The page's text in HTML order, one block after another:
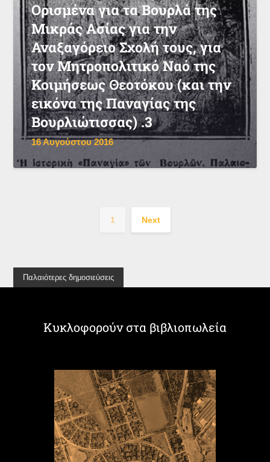
Ορισμένα για τα Βουρλά της
Μικράς Ασίας για την
Αναξαγόρειο Σχολή τους, για
τον Μητροπολιτικό Ναό της
Κοιμήσεως Θεοτόκου (και την
εικόνα της Παναγίας της
Βουρλιώτισσας) .3
16 Αυγούστου 2016
1 Next
Παλαιότερες δημοσιεύσεις
Κυκλοφορούν στα βιβλιοπωλεία